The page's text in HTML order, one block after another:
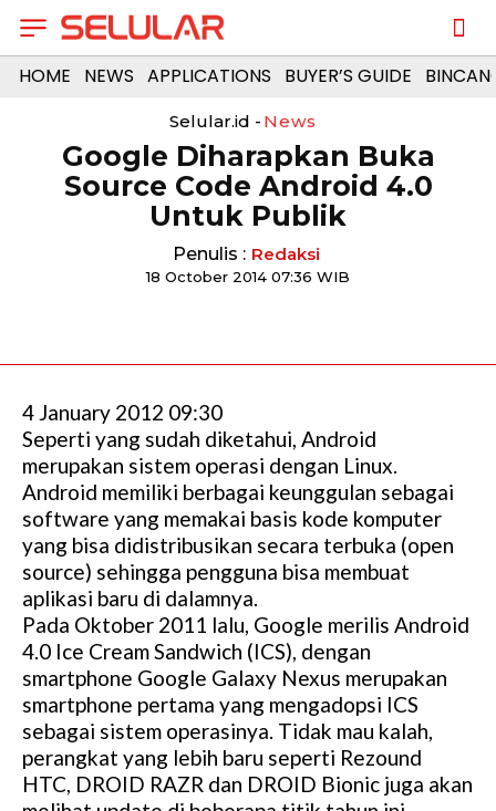
HOME NEWS APPLICATIONS BUYER’S GUIDE
Selular.id - News
Google Diharapkan Buka
Source Code Android 4.0
Untuk Publik
Penulis : Redaksi
18 October 2014 07:36 WIB
4 January 2012 09:30
Seperti yang sudah diketahui, Android
merupakan sistem operasi dengan Linux.
Android memiliki berbagai keunggulan sebagai
software yang memakai basis kode komputer
yang bisa didistribusikan secara terbuka (open
source) sehingga pengguna bisa membuat
aplikasi baru di dalamnya.
Pada Oktober 2011 lalu, Google merilis Android
4.0 Ice Cream Sandwich (ICS), dengan
smartphone Google Galaxy Nexus merupakan
smartphone pertama yang mengadopsi ICS
sebagai sistem operasinya. Tidak mau kalah,
perangkat yang lebih baru seperti Rezound
HTC, DROID RAZR dan DROID Bionic juga akan